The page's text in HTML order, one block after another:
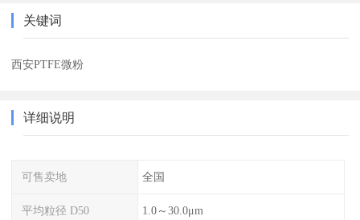
关键词
西安PTFE微粉
详细说明
可售卖地 全国
平均粒径 D50 1.0～30.0μm